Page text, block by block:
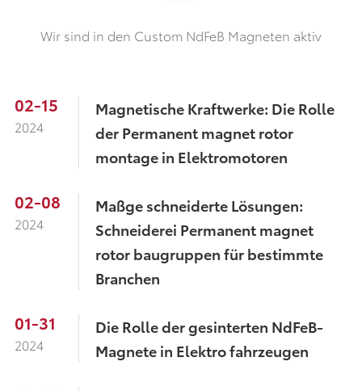
Wir sind in den Custom NdFeB Magneten aktiv
02-15
2024
Magnetische Kraftwerke: Die Rolle
der Permanent magnet rotor
montage in Elektromotoren
02-08
2024
Maßge schneiderte Lösungen:
Schneiderei Permanent magnet
rotor baugruppen für bestimmte
Branchen
01-31
2024
Die Rolle der gesinterten NdFeB-
Magnete in Elektro fahrzeugen